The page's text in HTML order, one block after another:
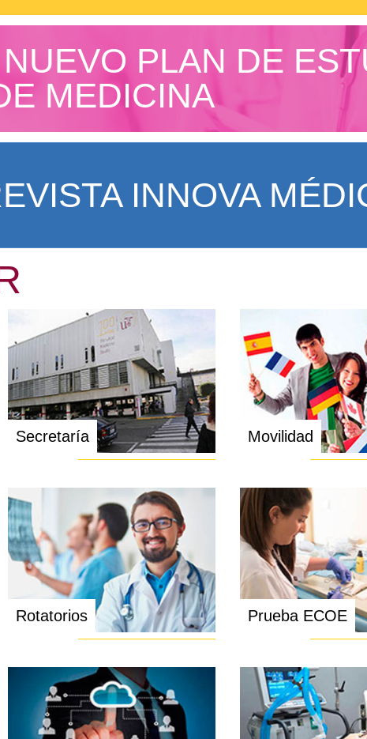
PLAN DE
MEDICINA
INNOVA
Secretaría Movilidad
Rotatorios Prueba ECOE